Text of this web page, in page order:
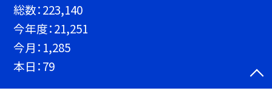
総数：223,140
今年度：21,251
今月： 1,285
本日：79